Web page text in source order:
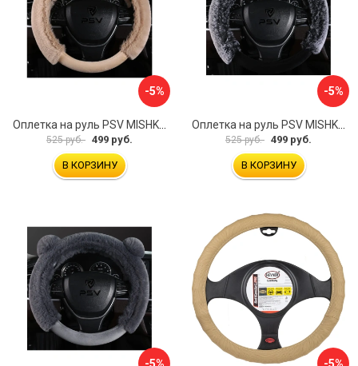
-5%
Оплетка на руль PSV MISHKA Premium 136099
525 руб. 499 руб.
В КОРЗИНУ
-5%
Оплетка на руль PSV MISHKA Premium 136095
525 руб. 499 руб.
В КОРЗИНУ